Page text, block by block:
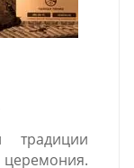
традиции
церемония.